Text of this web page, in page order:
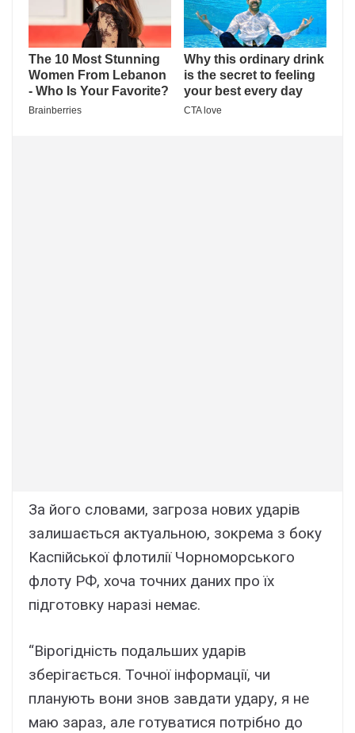
За його словами, загроза нових ударів
залишається актуальною, зокрема з боку
Каспійської флотилії Чорноморського
флоту РФ, хоча точних даних про їх
підготовку наразі немає.
“Вірогідність подальших ударів
зберігається. Точної інформації, чи
планують вони знов завдати удару, я не
маю зараз, але готуватися потрібно до